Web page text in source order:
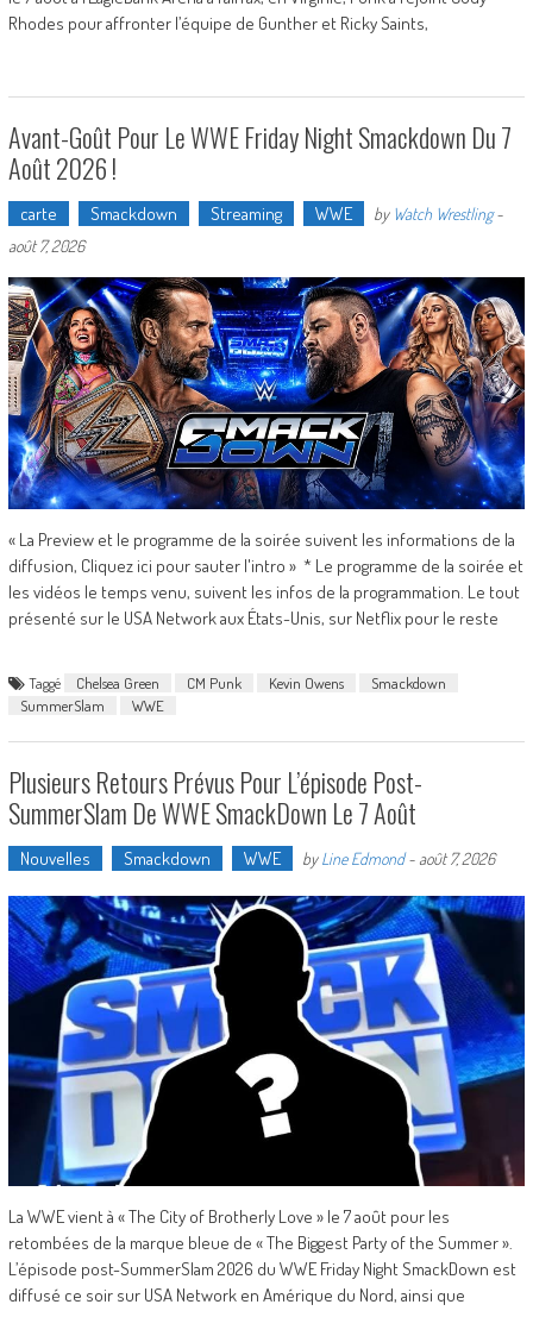
Rhodes pour affronter l’équipe de Gunther et Ricky Saints,
Avant-Goût Pour Le WWE Friday Night Smackdown Du 7
Août 2026 !
carte Smackdown Streaming WWE by Watch Wrestling-
août 7, 2026
« La Preview et le programme de la soirée suivent les informations de la
diffusion, Cliquez ici pour sauter l'intro » * Le programme de la soirée et
les vidéos le temps venu, suivent les infos de la programmation. Le tout
présenté sur le USA Network aux États-Unis, sur Netflix pour le reste
Taggé Chelsea Green CM Punk Kevin Owens
Smackdown
SummerSlam
WWE
Plusieurs Retours Prévus Pour L’épisode Post-
SummerSlam De WWE SmackDown Le 7 Août
Nouvelles Smackdown WWE byLine Edmond- août 7, 2026
La WWE vient à « The City of Brotherly Love » le 7 août pour les
retombées de la marque bleue de « The Biggest Party of the Summer ».
L’épisode post-SummerSlam 2026 du WWE Friday Night SmackDown est
diffusé ce soir sur USA Network en Amérique du Nord, ainsi que